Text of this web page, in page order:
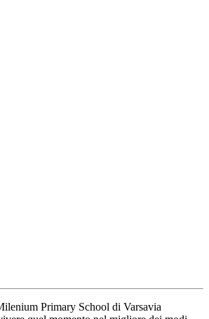
Primary School di Varsavia